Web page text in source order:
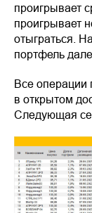
проигрывает
проигрывает
отыграться.
портфель
Все операции
в открытом
Следующая